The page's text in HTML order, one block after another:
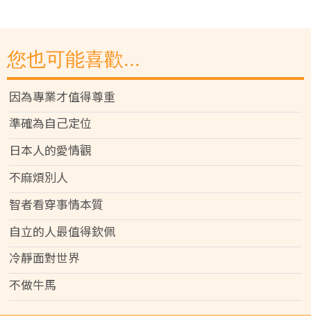
您也可能喜歡...
因為專業才值得尊重
準確為自己定位
日本人的愛情觀
不麻煩別人
智者看穿事情本質
自立的人最值得欽佩
冷靜面對世界
不做牛馬